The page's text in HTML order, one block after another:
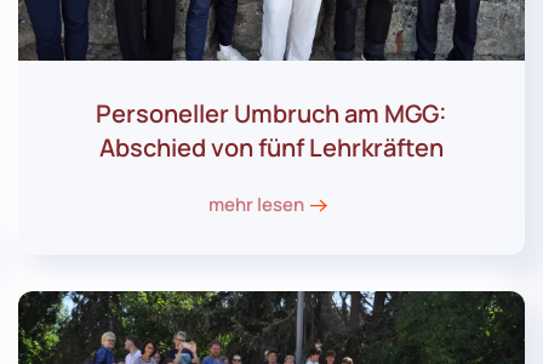
Personeller Umbruch am MGG:
Abschied von fünf Lehrkräften
mehr lesen